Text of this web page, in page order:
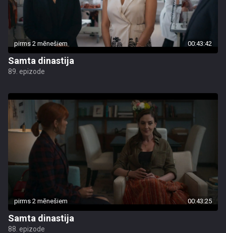
pirms 2 mēnešiem 00:43:42
Samta dinastija
89. epizode
pirms 2 mēnešiem 00:43:25
Samta dinastija
88. epizode